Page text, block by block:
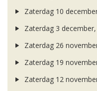
Zaterdag 10
Zaterdag 3
Zaterdag 26
Zaterdag 19
Zaterdag 12